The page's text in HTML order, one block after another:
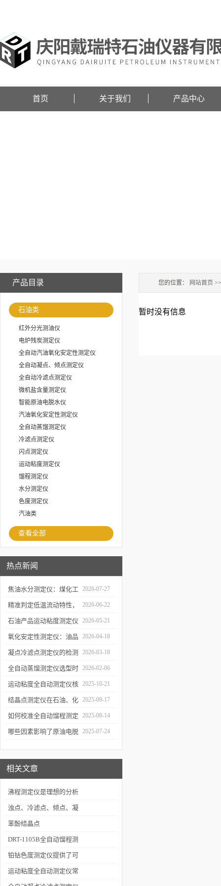
首页 关于我们 产品中心
产品目录
石油类
红外分光测油仪
电炉残炭测定仪
全自动汽油氧化安定性测定仪
全自动凝点、倾点测定仪
全自动冷滤点测定仪
微机盐含量测定仪
智能原油电脱水仪
汽油氧化安定性测定仪
全自动蒸馏测定仪
冷滤点测定仪
闪点测定仪
运动粘度测定仪
馏程测定仪
水分测定仪
色度测定仪
汽油类
查看全部
热点新闻
焦油水分测定仪：煤化工
生产提质降耗的检测支撑
2026-07-27
精准判定低温流动特性，
凝点倾点测定仪助力油品
质量检测
2026-06-22
石油产品运动粘度测定仪
的技术原理与行业应用
2026-05-21
氧化安定性测定仪：油品
寿命的“时间加速器”
2026-04-18
凝点冷滤点测定仪的检测
误差来源与控制
2026-03-18
全自动蒸馏测定仪选型时
需重点关注哪些参数？
2026-02-06
运动粘度全自动测定仪核
心原理
2025-10-21
结晶点测定仪在石油、化
工、燃料行业中的关键作
用
2025-09-17
如何校准全自动馏程测定
仪以确保数据准确性？
2025-08-14
哪些因素影响了原油电脱 2025-07-24
相关文章
沸程测定仪是理想的分析
检测设备
浊点、冷滤点、倾点、凝
点的定义及区别
苯酚结晶点
DRT-1105B全自动馏程测
定仪介绍
铂钴色度测定仪提供了可
靠一致的色度分析
运动粘度全自动测定仪常
您的位置： 网站首页
暂时没有信息